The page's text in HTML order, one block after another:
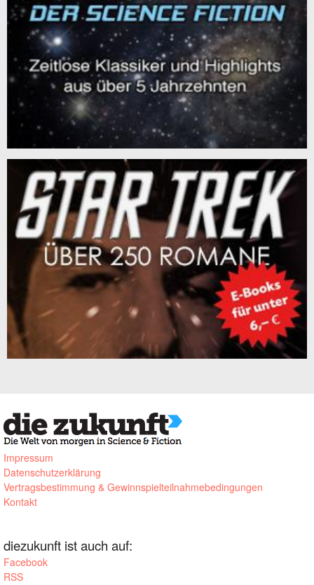
Impressum
Datenschutzerklärung
Vertragsbestimmung & Gewinnspielteilnahmebedingungen
Kontakt
diezukunft ist auch auf:
Facebook
RSS